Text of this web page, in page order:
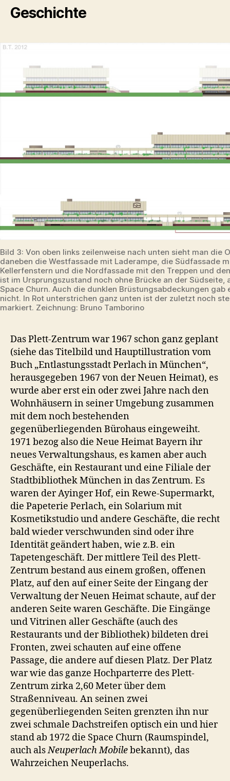
Geschichte
Bild 3: Von oben links zeilenweise nach unten sieht man die
daneben die Westfassade mit Laderampe, die Südfassade
Kellerfenstern und die Nordfassade mit den Treppen und
ist im Ursprungszustand noch ohne Brücke an der Südseite,
Space Churn. Auch die dunklen Brüstungsabdeckungen gab
nicht. In Rot unterstrichen ganz unten ist der zuletzt noch
markiert. Zeichnung: Bruno Tamborino
Das Plett-Zentrum war 1967 schon ganz geplant
(siehe das Titelbild und Hauptillustration vom
Buch „Entlastungsstadt Perlach in München“,
herausgegeben 1967 von der Neuen Heimat), es
wurde aber erst ein oder zwei Jahre nach den
Wohnhäusern in seiner Umgebung zusammen
mit dem noch bestehenden
gegenüberliegenden Bürohaus eingeweiht.
1971 bezog also die Neue Heimat Bayern ihr
neues Verwaltungshaus, es kamen aber auch
Geschäfte, ein Restaurant und eine Filiale der
Stadtbibliothek München in das Zentrum. Es
waren der Ayinger Hof, ein Rewe-Supermarkt,
die Papeterie Perlach, ein Solarium mit
Kosmetikstudio und andere Geschäfte, die recht
bald wieder verschwunden sind oder ihre
Identität geändert haben, wie z.B. ein
Tapetengeschäft. Der mittlere Teil des Plett-
Zentrum bestand aus einem großen, offenen
Platz, auf den auf einer Seite der Eingang der
Verwaltung der Neuen Heimat schaute, auf der
anderen Seite waren Geschäfte. Die Eingänge
und Vitrinen aller Geschäfte (auch des
Restaurants und der Bibliothek) bildeten drei
Fronten, zwei schauten auf eine offene
Passage, die andere auf diesen Platz. Der Platz
war wie das ganze Hochparterre des Plett-
Zentrum zirka 2,60 Meter über dem
Straßenniveau. An seinen zwei
gegenüberliegenden Seiten grenzten ihn nur
zwei schmale Dachstreifen optisch ein und hier
stand ab 1972 die Space Churn (Raumspindel,
auch alsNeuperlach Mobilebekannt), das
Wahrzeichen Neuperlachs.